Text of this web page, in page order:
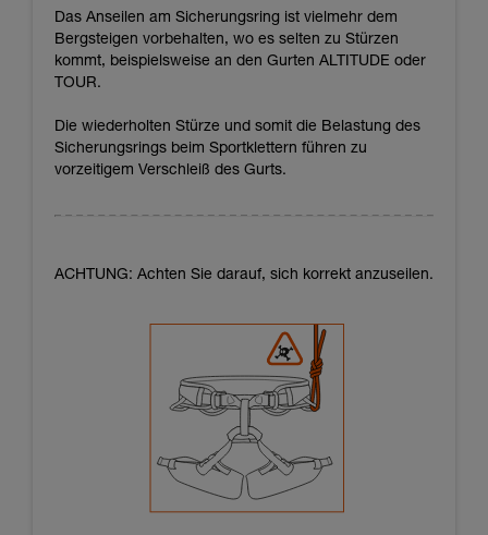
Das Anseilen am Sicherungsring ist vielmehr dem
Bergsteigen vorbehalten, wo es selten zu Stürzen
kommt, beispielsweise an den Gurten ALTITUDE oder
TOUR.
Die wiederholten Stürze und somit die Belastung des
Sicherungsrings beim Sportklettern führen zu
vorzeitigem Verschleiß des Gurts.
ACHTUNG: Achten Sie darauf, sich korrekt anzuseilen.